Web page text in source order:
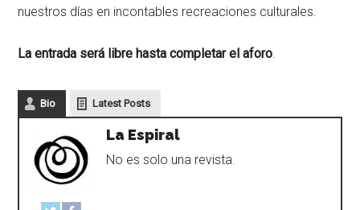
nuestros días en incontables recreaciones culturales.
La entrada será libre hasta completar el aforo.
Bio Latest Posts
La Espiral
No es solo una revista.